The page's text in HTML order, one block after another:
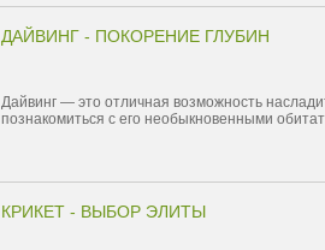
ДАЙВИНГ - ПОКОРЕНИЕ ГЛУБИН
Дайвинг — это отличная возможность
познакомиться с его необыкновенными
КРИКЕТ - ВЫБОР ЭЛИТЫ